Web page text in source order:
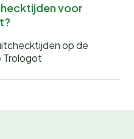
voor
op de
Trologot